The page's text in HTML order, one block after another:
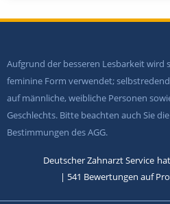
Aufgrund der besseren Lesbarkeit wird
feminine Form verwendet;
auf männliche, weibliche Personen
Geschlechts. Bitte beachten auch Sie
Bestimmungen des AGG.
Deutscher Zahnarzt Service hat
| 541 Bewertungen auf